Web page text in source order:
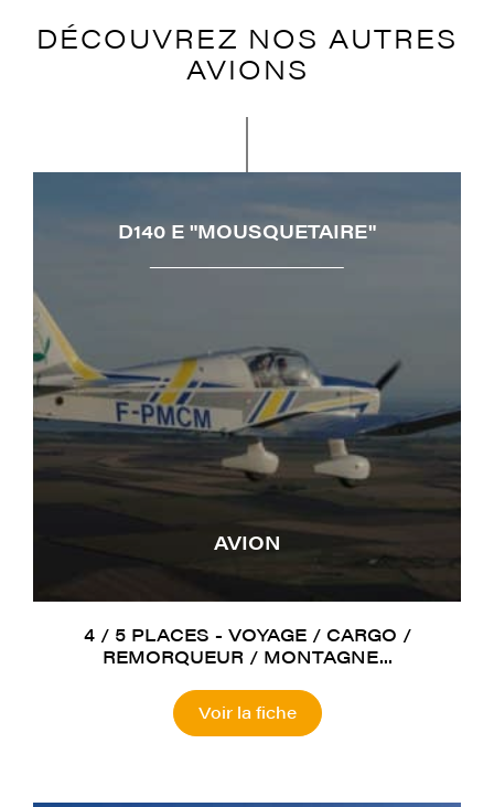
DÉCOUVREZ NOS AUTRES
AVIONS
D140 E "MOUSQUETAIRE"
AVION
4 / 5 PLACES - VOYAGE / CARGO /
REMORQUEUR / MONTAGNE...
Voir la fiche